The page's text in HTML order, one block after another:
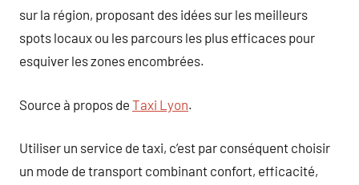
sur la région, proposant des idées sur les meilleurs
spots locaux ou les parcours les plus efficaces pour
esquiver les zones encombrées.
Source à propos de Taxi Lyon.
Utiliser un service de taxi, c’est par conséquent choisir
un mode de transport combinant confort, efficacité,